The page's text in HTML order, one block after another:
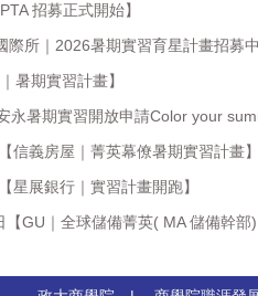
招募正式開始】
際所｜2026暑期實習育星計畫招募中
暑期實習計畫】
永暑期實習開放申請Color your
信義房屋｜菁英幕僚暑期實習計畫】
星展銀行｜實習計畫開跑】
GU｜全球儲備菁英( MA 儲備幹部)